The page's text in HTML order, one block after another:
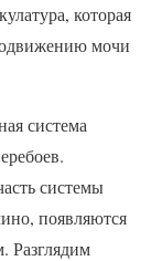
которая
мочи
система
системы
появляются
Разглядим